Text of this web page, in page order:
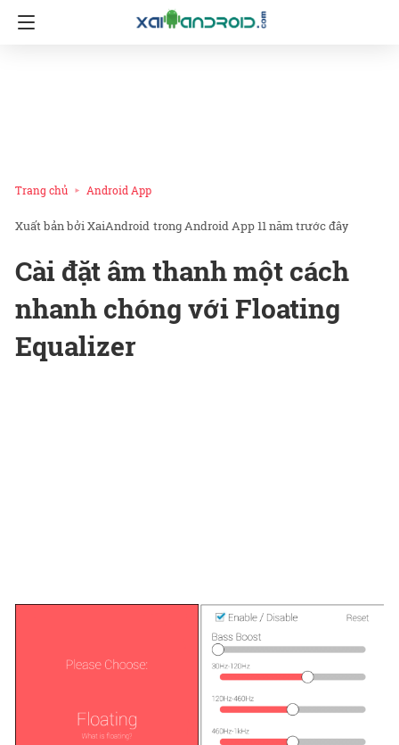
Trang chủ Android App
XaiAndroid trongAndroid App11 năm trước đây
Cài đặt âm thanh một cách
nhanh chóng với Floating
Equalizer